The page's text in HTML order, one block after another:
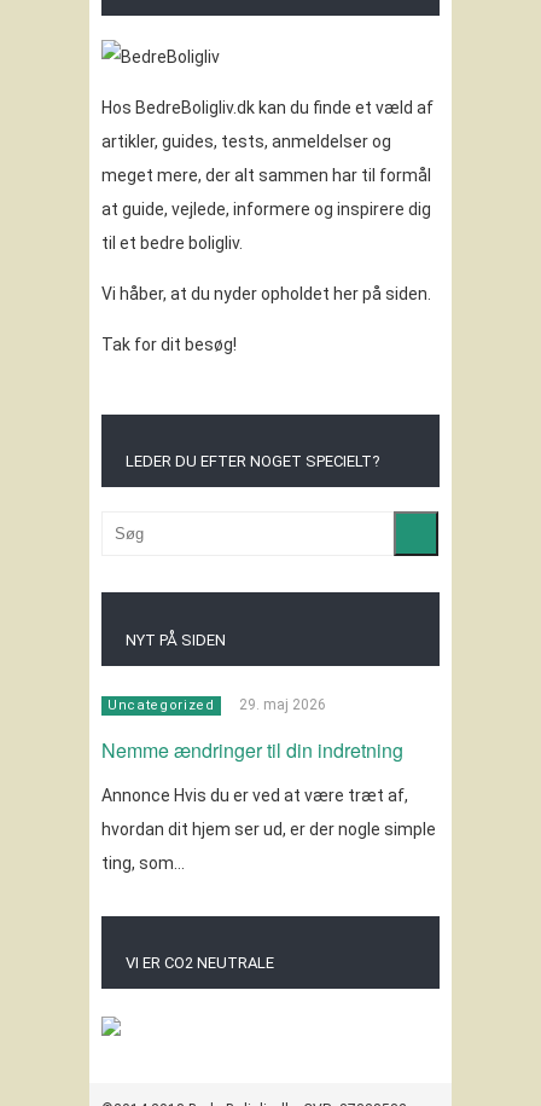
Hos BedreBoligliv.dk kan du finde et væld af
artikler, guides, tests, anmeldelser og
meget mere, der alt sammen har til formål
at guide, vejlede, informere og inspirere dig
til et bedre boligliv.
Vi håber, at du nyder opholdet her på siden.
Tak for dit besøg!
LEDER DU EFTER NOGET SPECIELT?
NYT PÅ SIDEN
Uncategorized 29. maj 2026
Nemme ændringer til din indretning
Annonce Hvis du er ved at være træt af,
hvordan dit hjem ser ud, er der nogle simple
ting, som…
VI ER CO2 NEUTRALE